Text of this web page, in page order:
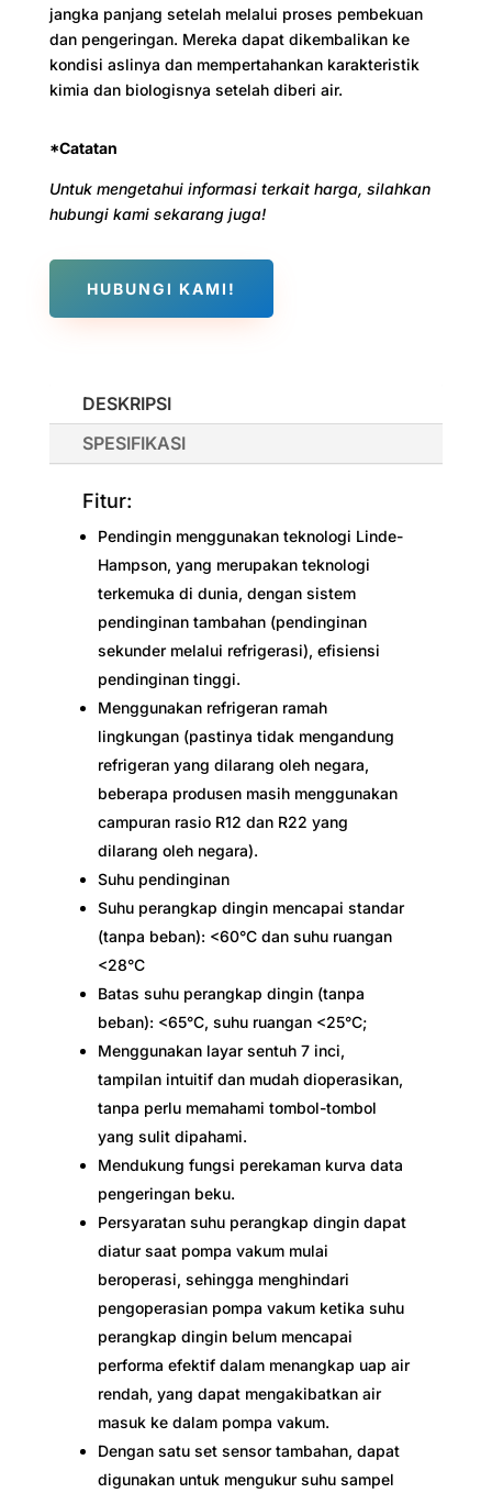
jangka panjang setelah melalui proses pembekuan
dan pengeringan. Mereka dapat dikembalikan ke
kondisi aslinya dan mempertahankan karakteristik
kimia dan biologisnya setelah diberi air.
*Catatan
Untuk mengetahui informasi terkait harga, silahkan
hubungi kami sekarang juga!
HUBUNGI KAMI!
DESKRIPSI
SPESIFIKASI
Fitur:
Pendingin menggunakan teknologi Linde-
Hampson, yang merupakan teknologi
terkemuka di dunia, dengan sistem
pendinginan tambahan (pendinginan
sekunder melalui refrigerasi), efisiensi
pendinginan tinggi.
Menggunakan refrigeran ramah
lingkungan (pastinya tidak mengandung
refrigeran yang dilarang oleh negara,
beberapa produsen masih menggunakan
campuran rasio R12 dan R22 yang
dilarang oleh negara).
Suhu pendinginan
Suhu perangkap dingin mencapai standar
(tanpa beban): <60°C dan suhu ruangan
<28°C
Batas suhu perangkap dingin (tanpa
beban): <65°C, suhu ruangan <25°C;
Menggunakan layar sentuh 7 inci,
tampilan intuitif dan mudah dioperasikan,
tanpa perlu memahami tombol-tombol
yang sulit dipahami.
Mendukung fungsi perekaman kurva data
pengeringan beku.
Persyaratan suhu perangkap dingin dapat
diatur saat pompa vakum mulai
beroperasi, sehingga menghindari
pengoperasian pompa vakum ketika suhu
perangkap dingin belum mencapai
performa efektif dalam menangkap uap air
rendah, yang dapat mengakibatkan air
masuk ke dalam pompa vakum.
Dengan satu set sensor tambahan, dapat
digunakan untuk mengukur suhu sampel